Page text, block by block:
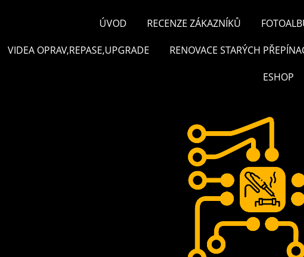
ÚVOD RECENZE ZÁKAZNÍKŮ
VIDEA OPRAV,REPASE,UPGRADE RENOVACE STARÝCH
ESHOP